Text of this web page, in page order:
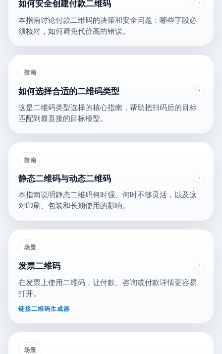
如何安全创建付款二维码
本指南讨论付款二维码的决策和安全问题：哪些字段必
须核对，如何避免代价高的错误。
指南
如何选择合适的二维码类型
这是二维码类型选择的核心指南，帮助把扫码后的目标
匹配到最直接的目标模型。
指南
静态二维码与动态二维码
本指南说明静态二维码何时强、何时不够灵活，以及这
对印刷、包装和长期使用的影响。
场景
发票二维码
在发票上使用二维码，让付款、咨询或付款详情更容易
打开。
链接二维码生成器
场景